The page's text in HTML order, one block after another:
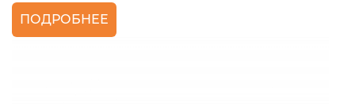
ПОДРОБНЕЕ